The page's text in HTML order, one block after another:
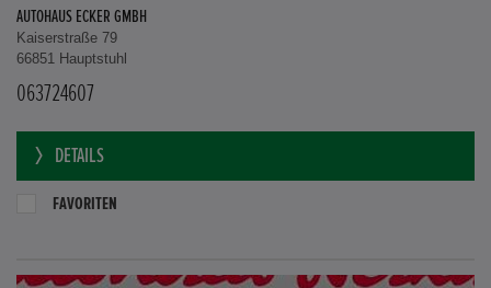
AUTOHAUS ECKER GMBH
Kaiserstraße 79
66851 Hauptstuhl
063724607
DETAILS
FAVORITEN